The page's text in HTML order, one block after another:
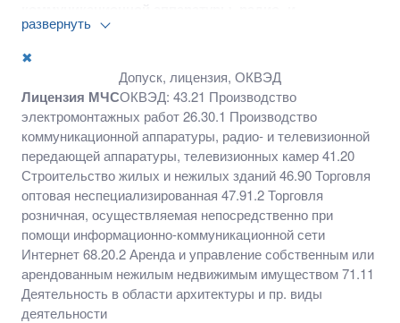
телевизионной передающей аппаратуры,
телевизионных камер 41.20 Строительство жилых и
нежилых зданий 46.90 Торговля оптовая
неспециализированная 47.91.2 Торговля розничная,
осуществляемая непосредственно при помощи
информационно-коммуникационной сети Интернет
68.20.2 Аренда и управление собственным или
арендованным нежилым недвижимым имуществом
71.11 Деятельность в области архитектуры и пр.
виды деятельности
развернуть
✖
Допуск, лицензия, ОКВЭД
Лицензия МЧСОКВЭД: 43.21 Производство
электромонтажных работ 26.30.1 Производство
коммуникационной аппаратуры, радио- и телевизионной
передающей аппаратуры, телевизионных камер 41.20
Строительство жилых и нежилых зданий 46.90 Торговля
оптовая неспециализированная 47.91.2 Торговля
розничная, осуществляемая непосредственно при
помощи информационно-коммуникационной сети
Интернет 68.20.2 Аренда и управление собственным или
арендованным нежилым недвижимым имуществом 71.11
Деятельность в области архитектуры и пр. виды
деятельности